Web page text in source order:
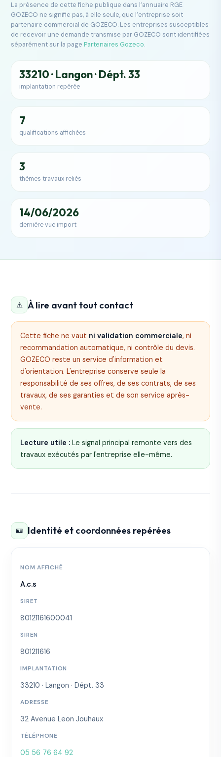
La présence de cette fiche publique dans l’annuaire RGE
GOZECO ne signifie pas, à elle seule, que l’entreprise soit
partenaire commercial de GOZECO. Les entreprises susceptibles
de recevoir une demande transmise par GOZECO sont identifiées
séparément sur la pagePartenaires Gozeco.
33210 · Langon · Dépt. 33
implantation repérée
7
qualifications affichées
3
thèmes travaux reliés
14/06/2026
dernière vue import
⚠️ À lire avant tout contact
Cette fiche ne vaut ni validation commerciale, ni
recommandation automatique, ni contrôle du devis.
GOZECO reste un service d'information et
d'orientation. L'entreprise conserve seule la
responsabilité de ses offres, de ses contrats, de ses
travaux, de ses garanties et de son service après-
vente.
Lecture utile : Le signal principal remonte vers des
travaux exécutés par l'entreprise elle-même.
🪪 Identité et coordonnées repérées
NOM AFFICHÉ
A.c.s
SIRET
80121161600041
SIREN
801211616
IMPLANTATION
33210 · Langon · Dépt. 33
ADRESSE
32 Avenue Leon Jouhaux
TÉLÉPHONE
05 56 76 64 92